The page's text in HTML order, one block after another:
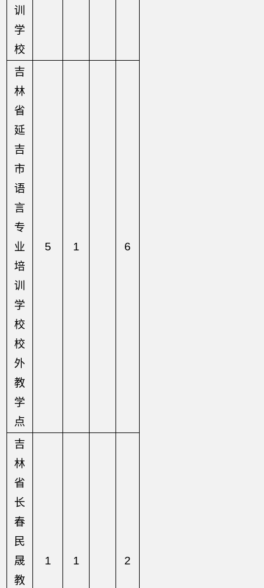
训
学
校
吉
林
省
延
吉
市
语
言
专
业
培
训
学
校
校
外
教
学
点
5 1 6
吉
林
省
长
春
民
晟
教
1 1 2